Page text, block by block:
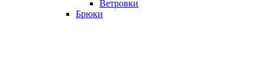
Ветровки
Брюки